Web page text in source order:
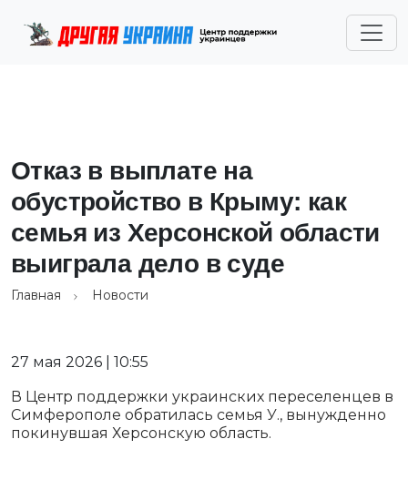
Отказ в выплате на
обустройство в Крыму: как
семья из Херсонской области
выиграла дело в суде
Главная Новости
27 мая 2026 | 10:55
В Центр поддержки украинских переселенцев в
Симферополе обратилась семья У., вынужденно
покинувшая Херсонскую область.